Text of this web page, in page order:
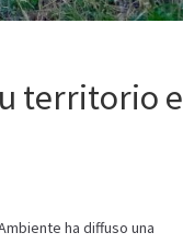
territorio e
ha diffuso una